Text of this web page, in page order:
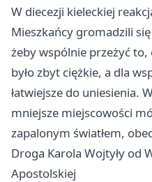
W diecezji kieleckiej
Mieszkańcy gromadzili
żeby wspólnie przeżyć
było zbyt ciężkie, a dla
łatwiejsze do uniesienia.
mniejsze miejscowości
zapalonym światłem,
Droga Karola Wojtyły od
Apostolskiej